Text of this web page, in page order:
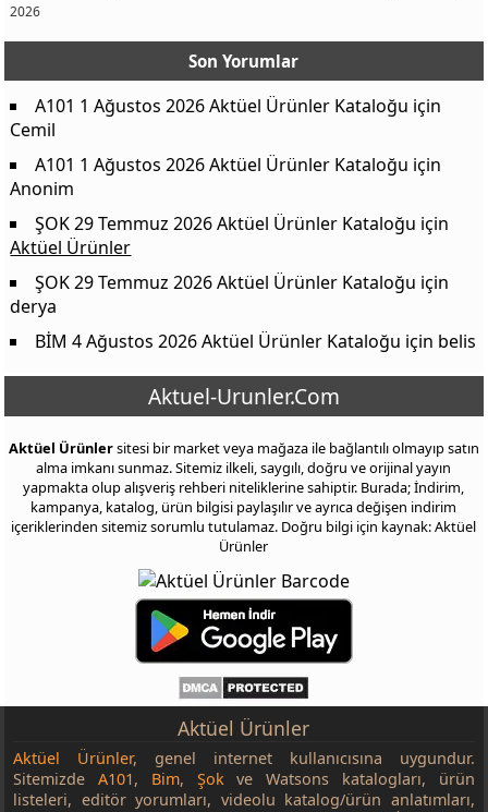
2026
Son Yorumlar
A101 1 Ağustos 2026 Aktüel Ürünler Kataloğu için
Cemil
A101 1 Ağustos 2026 Aktüel Ürünler Kataloğu için
Anonim
ŞOK 29 Temmuz 2026 Aktüel Ürünler Kataloğu için
Aktüel Ürünler
ŞOK 29 Temmuz 2026 Aktüel Ürünler Kataloğu için
derya
BİM 4 Ağustos 2026 Aktüel Ürünler Kataloğu için belis
Aktuel-Urunler.Com
Aktüel Ürünlersitesi bir market veya mağaza ile bağlantılı olmayıp satın
alma imkanı sunmaz. Sitemiz ilkeli, saygılı, doğru ve orijinal yayın
yapmakta olup alışveriş rehberi niteliklerine sahiptir. Burada; İndirim,
kampanya, katalog, ürün bilgisi paylaşılır ve ayrıca değişen indirim
içeriklerinden sitemiz sorumlu tutulamaz. Doğru bilgi için kaynak: Aktüel
Ürünler
Aktüel Ürünler
Aktüel Ürünler, genel internet kullanıcısına uygundur.
SitemizdeA101, Bim, Şokve Watsons katalogları, ürün
listeleri, editör yorumları, videolu katalog/ürün anlatımları,